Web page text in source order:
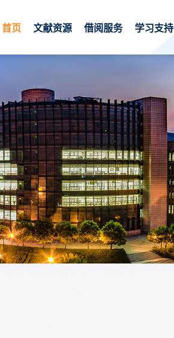
首页 文献资源 借阅服务 学习支持